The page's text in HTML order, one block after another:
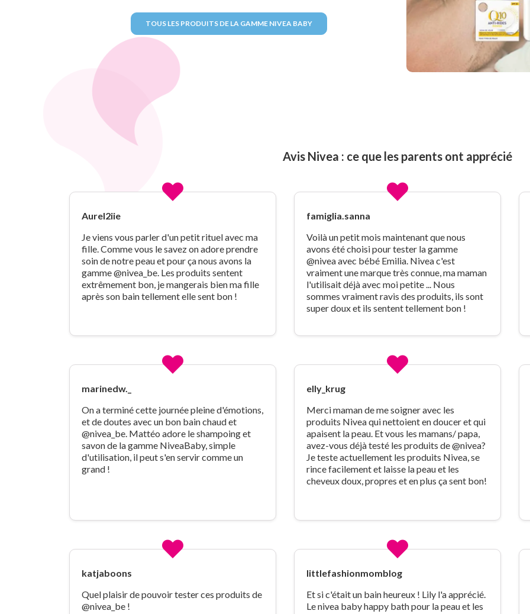
TOUS LES PRODUITS DE LA GAMME NIVEA BABY
Avis Nivea : ce que les parents ont apprécié
Aurel2iie
Je viens vous parler d'un petit rituel avec ma
fille. Comme vous le savez on adore prendre
soin de notre peau et pour ça nous avons la
gamme @nivea_be. Les produits sentent
extrêmement bon, je mangerais bien ma fille
après son bain tellement elle sent bon !
famiglia.sanna
Voilà un petit mois maintenant que nous
avons été choisi pour tester la gamme
@nivea avec bébé Emilia. Nivea c'est
vraiment une marque très connue, ma maman
l'utilisait déjà avec moi petite ... Nous
sommes vraiment ravis des produits, ils sont
super doux et ils sentent tellement bon !
marinedw._
On a terminé cette journée pleine d'émotions,
et de doutes avec un bon bain chaud et
@nivea_be. Mattéo adore le shampoing et
savon de la gamme NiveaBaby, simple
d'utilisation, il peut s'en servir comme un
grand !
elly_krug
Merci maman de me soigner avec les
produits Nivea qui nettoient en doucer et qui
apaisent la peau. Et vous les mamans/ papa,
avez-vous déjà testé les produits de @nivea?
Je teste actuellement les produits Nivea, se
rince facilement et laisse la peau et les
cheveux doux, propres et en plus ça sent bon!
katjaboons
Quel plaisir de pouvoir tester ces produits de
@nivea_be !
littlefashionmomblog
Et si c'était un bain heureux ! Lily l'a apprécié.
Le nivea baby happy bath pour la peau et les